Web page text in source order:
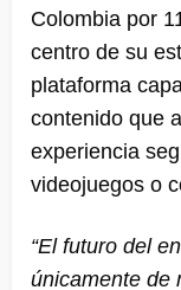
Colombia por
centro de su
plataforma
contenido que
experiencia
videojuegos o
“El futuro del
únicamente de